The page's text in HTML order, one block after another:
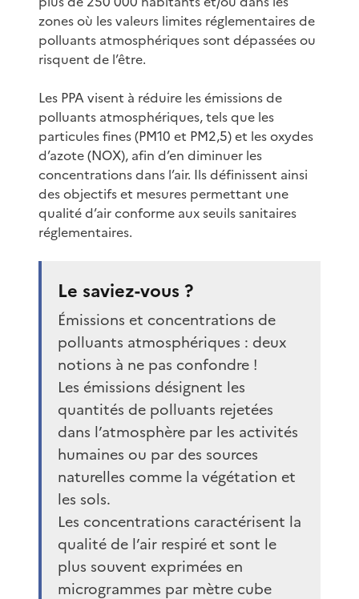
zones où les valeurs limites réglementaires de
polluants atmosphériques sont dépassées ou
risquent de l’être.
Les PPA visent à réduire les émissions de
polluants atmosphériques, tels que les
particules fines (PM10 et PM2,5) et les oxydes
d’azote (NOX), afin d’en diminuer les
concentrations dans l’air. Ils définissent ainsi
des objectifs et mesures permettant une
qualité d’air conforme aux seuils sanitaires
réglementaires.
Le saviez-vous ?
Émissions et concentrations de
polluants atmosphériques : deux
notions à ne pas confondre !
Les émissions désignent les
quantités de polluants rejetées
dans l’atmosphère par les activités
humaines ou par des sources
naturelles comme la végétation et
les sols.
Les concentrations caractérisent la
qualité de l’air respiré et sont le
plus souvent exprimées en
microgrammes par mètre cube